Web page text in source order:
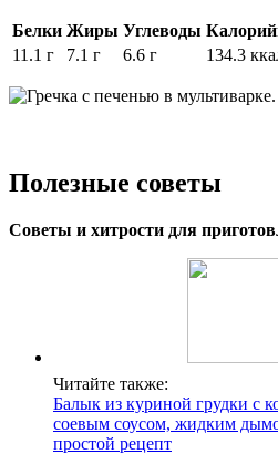
Белки Жиры Углеводы
11.1 г
7.1 г 6.6 г 134.3
Полезные советы
Советы и хитрости для
Читайте также:
Балык из куриной грудки с
соевым соусом, жидким
простой рецепт